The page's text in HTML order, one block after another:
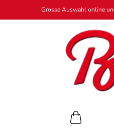
Grosse Auswahl online